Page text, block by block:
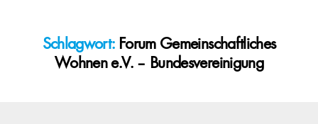
STATTBAU
HAMBURG
Schlagwort: Forum Gemeinschaftliches
Wohnen e.V. – Bundesvereinigung